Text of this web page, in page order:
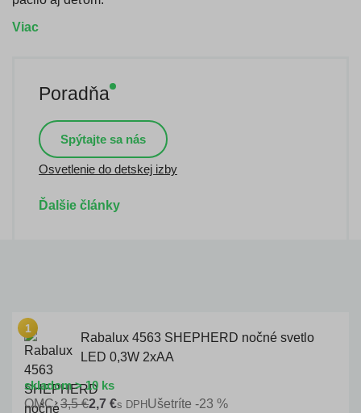
Viac
Poradňa
Spýtajte sa nás
Osvetlenie do detskej izby
Ďalšie články
Rabalux 4563 SHEPHERD nočné svetlo
LED 0,3W 2xAA
skladom > 10 ks
OMC:3,5 €2,7 €s DPH Ušetríte -23 %